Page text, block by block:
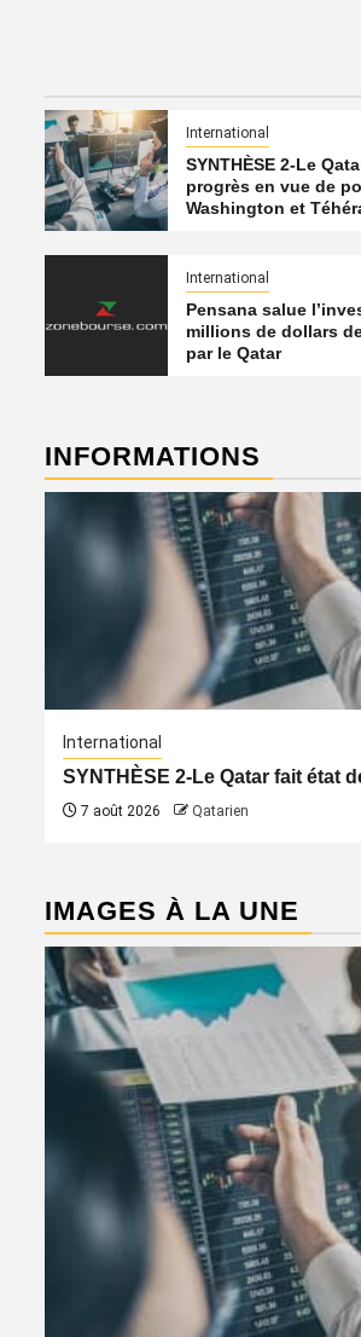
International
SYNTHÈSE 2-Le
progrès en vue de
Washington et
International
Pensana salue
millions de dollars
par le Qatar
INFORMATIONS
International
SYNTHÈSE 2-Le Qatar fait état
7 août 2026 Qatarien
IMAGES À LA UNE